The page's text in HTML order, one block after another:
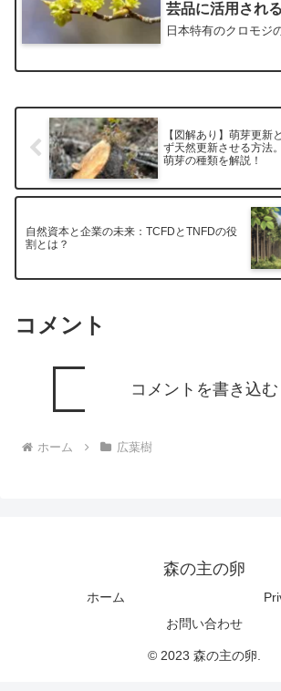
芸品に活用され
日本特有のクロモジ
【図解あり】萌芽更新
ず天然更新させる方法
萌芽の種類を解説！
自然資本と企業の未来：TCFDとTNFDの役
割とは？
コメント
コメントを書き込む
ホーム 広葉樹
森の主の卵
ホーム
お問い合わせ
© 2023 森の主の卵.